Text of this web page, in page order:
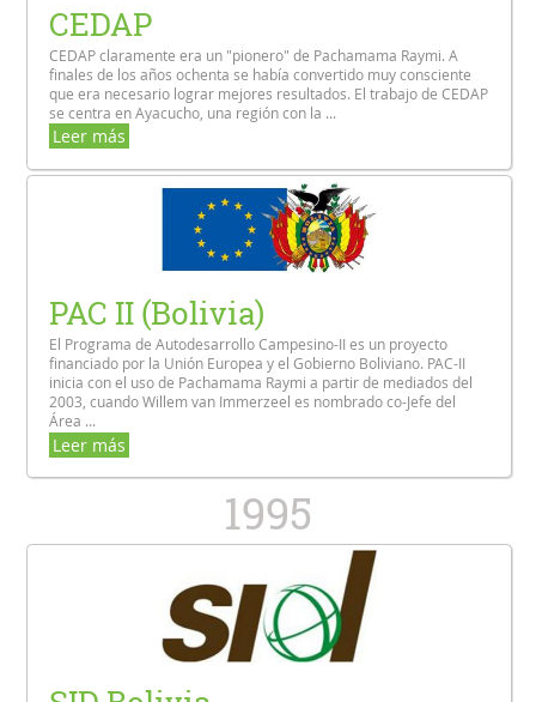
CEDAP
CEDAP claramente era un "pionero" de Pachamama Raymi. A
finales de los años ochenta se había convertido muy consciente
que era necesario lograr mejores resultados. El trabajo de CEDAP
se centra en Ayacucho, una región con la ...
Leer más
PAC II (Bolivia)
El Programa de Autodesarrollo Campesino-II es un proyecto
financiado por la Unión Europea y el Gobierno Boliviano. PAC-II
inicia con el uso de Pachamama Raymi a partir de mediados del
2003, cuando Willem van Immerzeel es nombrado co-Jefe del
Área ...
Leer más
1995